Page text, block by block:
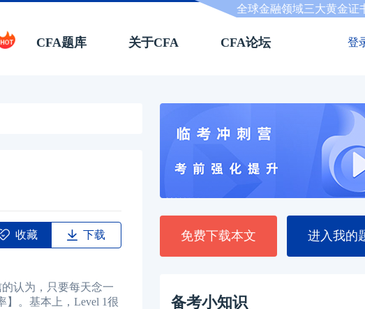
全球金融领域三大黄金证
CFA题库 关于CFA CFA论坛 登
收藏 下载
认为，只要每天念一
】。基本上，Level 1很
免费下载本文 进入我的
备考小知识